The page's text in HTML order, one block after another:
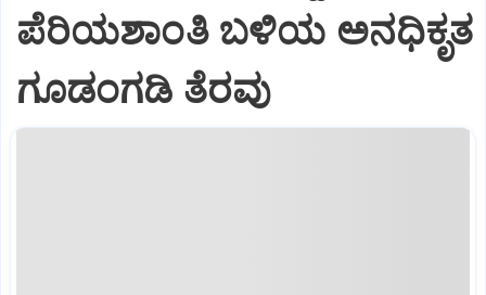
ಪೆರಿಯಶಾಂತಿ ಬಳಿಯ ಅನಧಿಕೃತ
ಗೂಡಂಗಡಿ ತೆರವು